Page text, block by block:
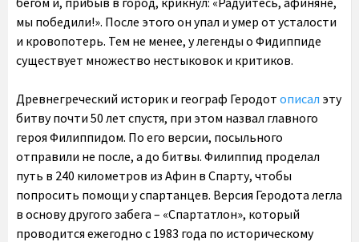
мы победили!». После этого он упал и умер от усталости
и кровопотерь. Тем не менее, у легенды о Фидиппиде
существует множество нестыковок и критиков.
Древнегреческий историк и географ Геродот описал эту
битву почти 50 лет спустя, при этом назвал главного
героя Филиппидом. По его версии, посыльного
отправили не после, а до битвы. Филиппид проделал
путь в 240 километров из Афин в Спарту, чтобы
попросить помощи у спартанцев. Версия Геродота легла
в основу другого забега – «Спартатлон», который
проводится ежегодно с 1983 года по историческому